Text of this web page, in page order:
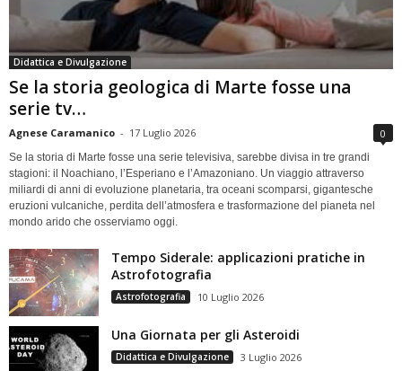
Didattica e Divulgazione
Se la storia geologica di Marte fosse una
serie tv…
Agnese Caramanico - 17 Luglio 2026 0
Se la storia di Marte fosse una serie televisiva, sarebbe divisa in tre grandi
stagioni: il Noachiano, l’Esperiano e l’Amazoniano. Un viaggio attraverso
miliardi di anni di evoluzione planetaria, tra oceani scomparsi, gigantesche
eruzioni vulcaniche, perdita dell’atmosfera e trasformazione del pianeta nel
mondo arido che osserviamo oggi.
Tempo Siderale: applicazioni pratiche in
Astrofotografia
Astrofotografia 10 Luglio 2026
Una Giornata per gli Asteroidi
Didattica e Divulgazione 3 Luglio 2026